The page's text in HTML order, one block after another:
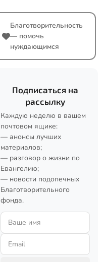
Благотворительность
— помочь
нуждающимся
Подписаться на
рассылку
Каждую неделю в вашем
почтовом ящике:
— анонсы лучших
материалов;
— разговор о жизни по
Евангелию;
— новости подопечных
Благотворительного
фонда.